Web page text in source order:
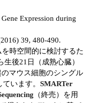
Expression during
39, 480-490.
時空間的に検討するた
後21日（成熟心臓）
マウス細胞のシングル
います。 SMARTer
（終売）を用